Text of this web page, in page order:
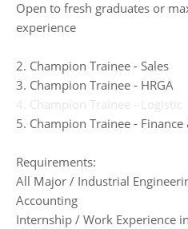
Open to fresh graduates or
experience
2. Champion Trainee - Sales
3. Champion Trainee - HRGA
4. Champion Trainee - Logistic
5. Champion Trainee -
Requirements:
All Major / Industrial
Accounting
Internship / Work Experience